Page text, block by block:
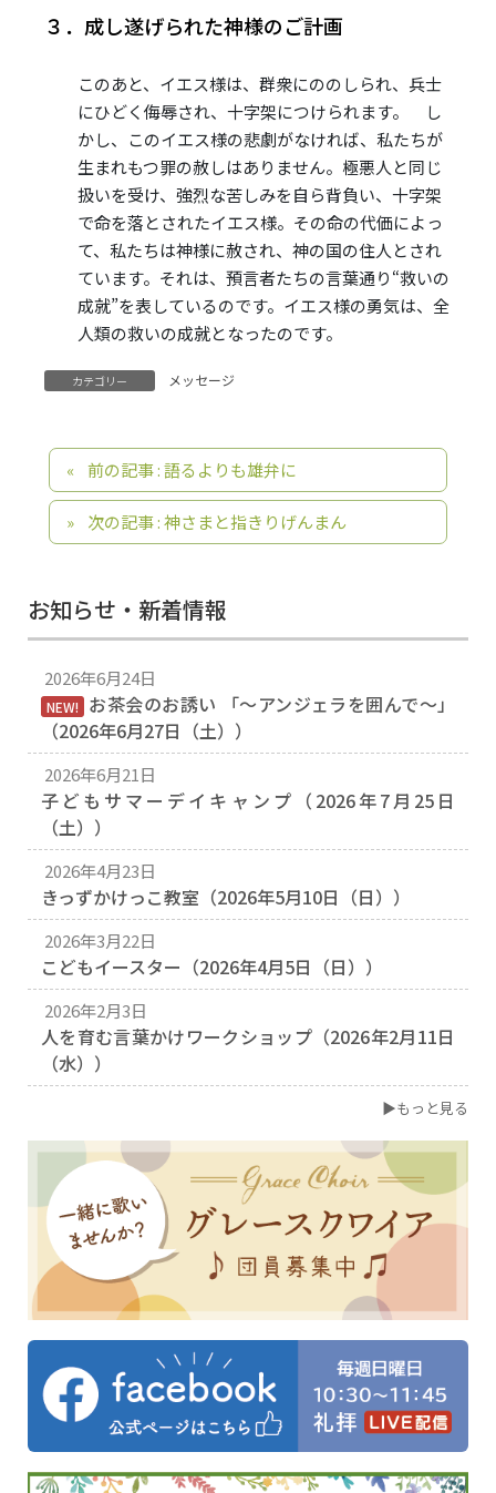
３．成し遂げられた神様のご計画
このあと、イエス様は、群衆にののしられ、兵士
にひどく侮辱され、十字架につけられます。 し
かし、このイエス様の悲劇がなければ、私たちが
生まれもつ罪の赦しはありません。極悪人と同じ
扱いを受け、強烈な苦しみを自ら背負い、十字架
で命を落とされたイエス様。その命の代価によっ
て、私たちは神様に赦され、神の国の住人とされ
ています。それは、預言者たちの言葉通り“救いの
成就”を表しているのです。イエス様の勇気は、全
人類の救いの成就となったのです。
カテゴリー メッセージ
前の記事 : 語るよりも雄弁に
次の記事 : 神さまと指きりげんまん
お知らせ・新着情報
2026年6月24日
NEW!
お茶会のお誘い 「〜アンジェラを囲んで〜」
（2026年6月27日（土））
2026年6月21日
子どもサマーデイキャンプ（2026年7月25日
（土））
2026年4月23日
きっずかけっこ教室（2026年5月10日（日））
2026年3月22日
こどもイースター（2026年4月5日（日））
2026年2月3日
人を育む言葉かけワークショップ（2026年2月11日
（水））
▶もっと見る